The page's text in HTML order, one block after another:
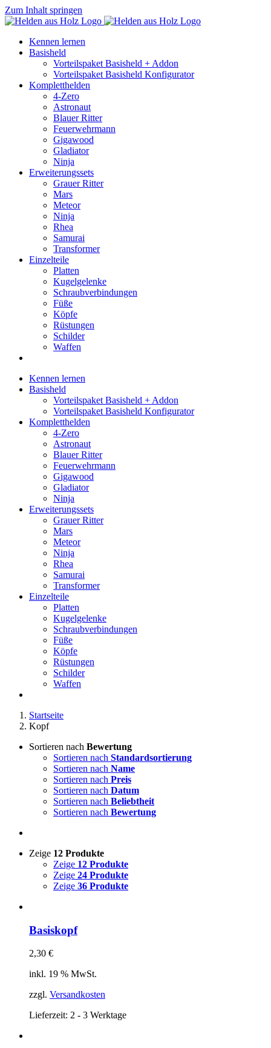
Zum Inhalt springen
Kennen lernen
Basisheld
Vorteilspaket Basisheld + Addon
Vorteilspaket Basisheld Konfigurator
Kompletthelden
4-Zero
Astronaut
Blauer Ritter
Feuerwehrmann
Gigawood
Gladiator
Ninja
Erweiterungssets
Grauer Ritter
Mars
Meteor
Ninja
Rhea
Samurai
Transformer
Einzelteile
Platten
Kugelgelenke
Schraubverbindungen
Füße
Köpfe
Rüstungen
Schilder
Waffen
Kennen lernen
Basisheld
Vorteilspaket Basisheld + Addon
Vorteilspaket Basisheld Konfigurator
Kompletthelden
4-Zero
Astronaut
Blauer Ritter
Feuerwehrmann
Gigawood
Gladiator
Ninja
Erweiterungssets
Grauer Ritter
Mars
Meteor
Ninja
Rhea
Samurai
Transformer
Einzelteile
Platten
Kugelgelenke
Schraubverbindungen
Füße
Köpfe
Rüstungen
Schilder
Waffen
Startseite
Kopf
Sortieren nach Bewertung
Sortieren nach Standardsortierung
Sortieren nach Name
Sortieren nach Preis
Sortieren nach Datum
Sortieren nach Beliebtheit
Sortieren nach Bewertung
Zeige 12 Produkte
Zeige 12 Produkte
Zeige 24 Produkte
Zeige 36 Produkte
Basiskopf
2,30 €
inkl. 19 % MwSt.
zzgl. Versandkosten
Lieferzeit: 2 - 3 Werktage